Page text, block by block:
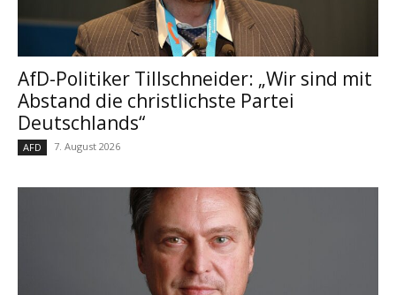
AfD-Politiker Tillschneider: „Wir sind mit
Abstand die christlichste Partei
Deutschlands“
AFD 7. August 2026